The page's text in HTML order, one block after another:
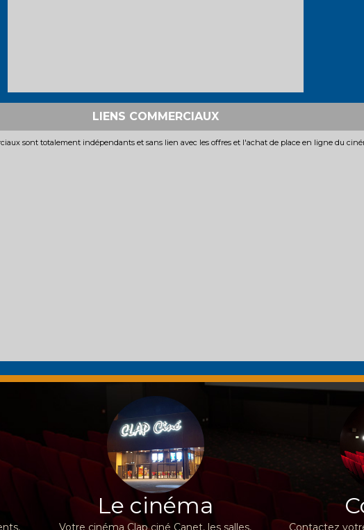
LIENS COMMERCIAUX
sont totalement indépendants et sans lien avec les offres et l'achat de place en ligne du
Le cinéma
Votre cinéma Clap ciné Canet, les salles, Contactez